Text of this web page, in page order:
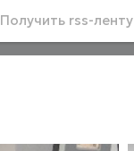
Получить rss-ленту